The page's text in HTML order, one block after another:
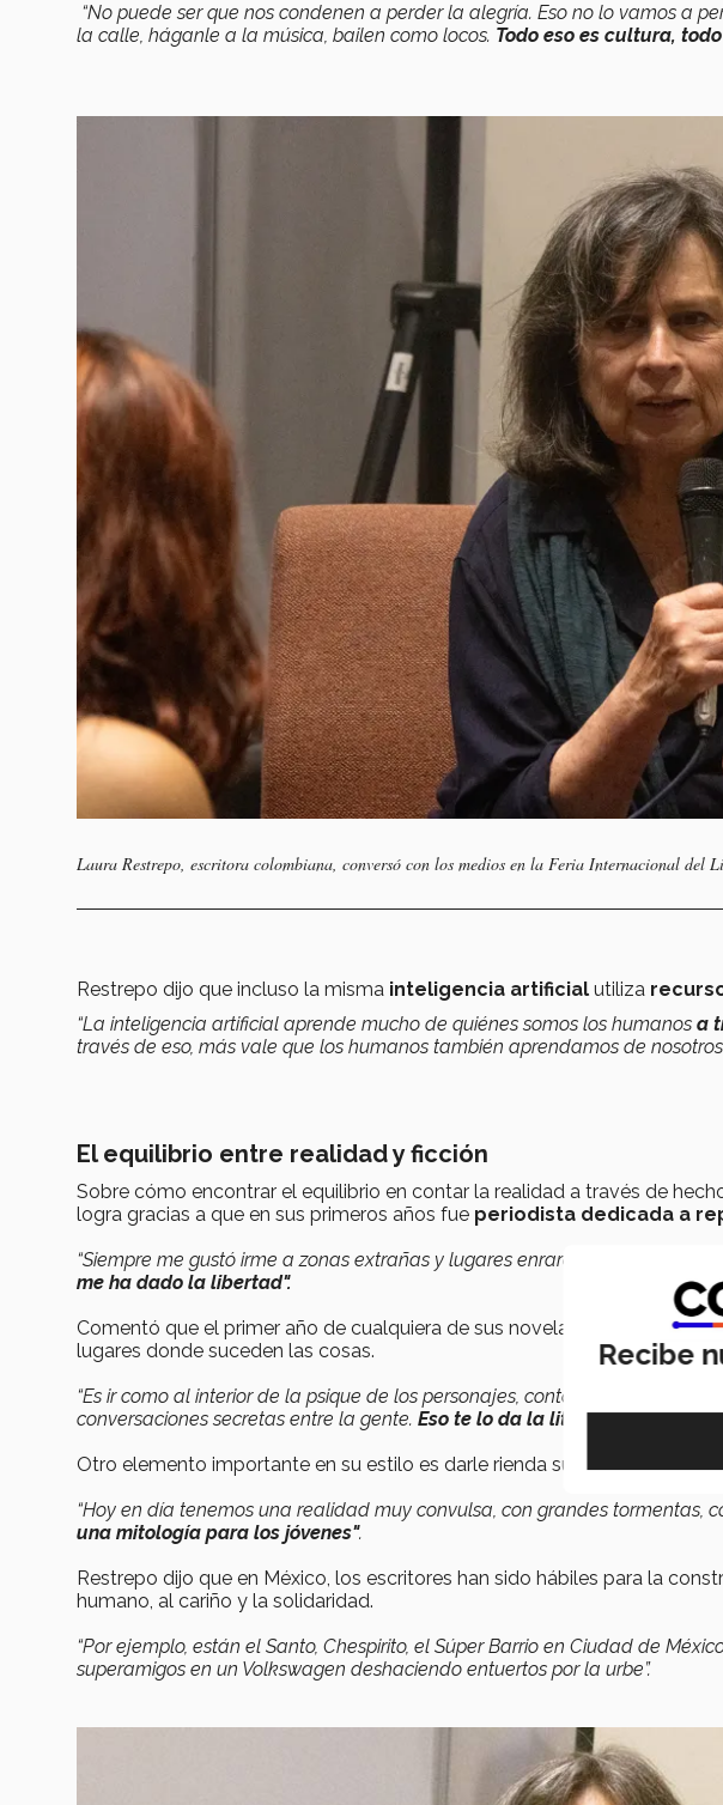
“No puede ser que nos condenen a perder la alegría. Eso no lo vamos a
la calle, háganle a la música, bailen como locos. Todo eso es cultura,
Laura Restrepo, escritora colombiana, conversó con los medios en la Feria Internacional del
Restrepo dijo que incluso la misma inteligencia artificial utiliza
“La inteligencia artificial aprende mucho de quiénes somos los humanos a
través de eso, más vale que los humanos también aprendamos de
El equilibrio entre realidad y ficción
Sobre cómo encontrar el equilibrio en contar la realidad a través de
logra gracias a que en sus primeros años fue periodista dedicada a
“Siempre me gustó irme a zonas extrañas y lugares enrarecidos para hacer
me ha dado la libertad".
Comentó que el primer año de cualquiera de sus novelas se dedica a la
lugares donde suceden las cosas.
“Es ir como al interior de la psique de los personajes, contar escenas en las
conversaciones secretas entre la gente. Eso te lo da la literatura y no te
Otro elemento importante en su estilo es darle rienda suelta a la
“Hoy en día tenemos una realidad muy convulsa, con grandes tormentas,
una mitología para los jóvenes".
Restrepo dijo que en México, los escritores han sido hábiles para la
humano, al cariño y la solidaridad.
“Por ejemplo, están el Santo, Chespirito, el Súper Barrio en Ciudad de
superamigos en un Volkswagen deshaciendo entuertos por la urbe”.
Recibe